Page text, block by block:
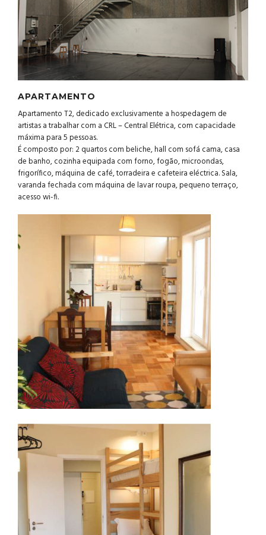
APARTAMENTO
Apartamento T2, dedicado exclusivamente a hospedagem de
artistas a trabalhar com a CRL – Central Elétrica, com capacidade
máxima para 5 pessoas.
É composto por: 2 quartos com beliche, hall com sofá cama, casa
de banho, cozinha equipada com forno, fogão, microondas,
frigorífico, máquina de café, torradeira e cafeteira eléctrica. Sala,
varanda fechada com máquina de lavar roupa, pequeno terraço,
acesso wi-fi.